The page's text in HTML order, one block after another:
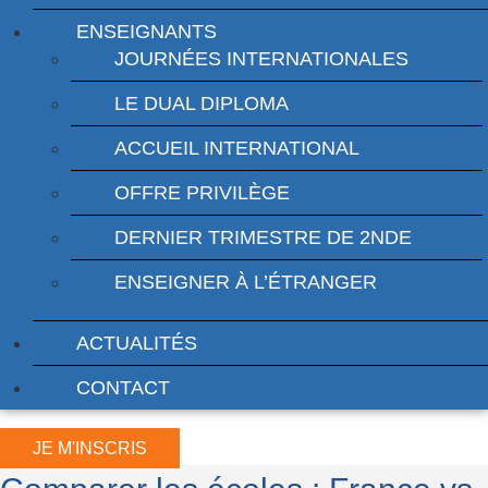
ENSEIGNANTS
JOURNÉES INTERNATIONALES
LE DUAL DIPLOMA
ACCUEIL INTERNATIONAL
OFFRE PRIVILÈGE
DERNIER TRIMESTRE DE 2NDE
ENSEIGNER À L’ÉTRANGER
ACTUALITÉS
CONTACT
JE M'INSCRIS